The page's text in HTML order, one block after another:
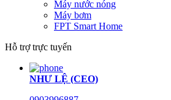
Máy nước nóng
Máy bơm
FPT Smart Home
Hỗ trợ trực tuyến
NHƯ LỆ (CEO)